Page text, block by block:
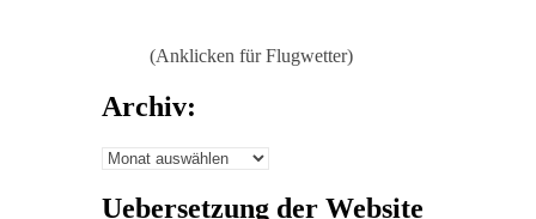
(Anklicken für Flugwetter)
Archiv:
Archiv:
Uebersetzung der Website